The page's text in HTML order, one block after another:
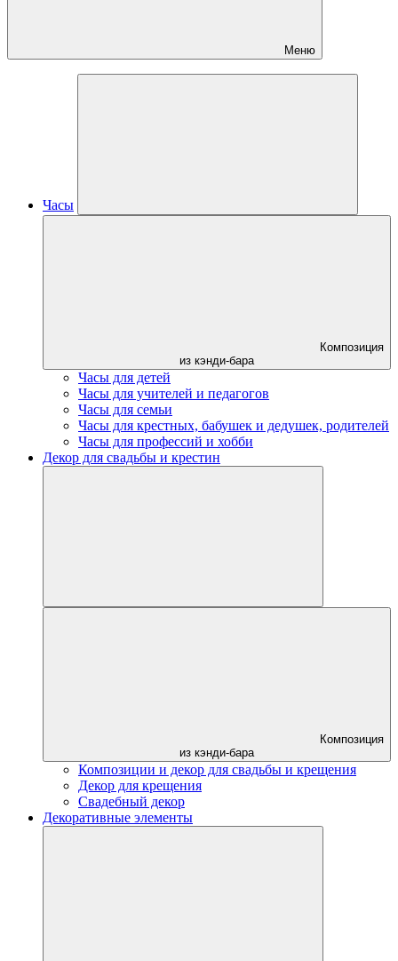
Меню
Часы
Композиция
из кэнди-бара
Часы для детей
Часы для учителей и педагогов
Часы для семьи
Часы для крестных, бабушек и дедушек, родителей
Часы для профессий и хобби
Декор для свадьбы и крестин
Композиция
из кэнди-бара
Композиции и декор для свадьбы и крещения
Декор для крещения
Свадебный декор
Декоративные элементы